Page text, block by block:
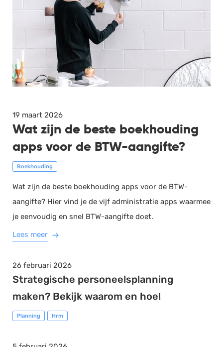
19 maart 2026
Wat zijn de beste boekhouding
apps voor de BTW-aangifte?
Boekhouding
Wat zijn de beste boekhouding apps voor de BTW-
aangifte? Hier vind je de vijf administratie apps waarmee
je eenvoudig en snel BTW-aangifte doet.
Lees meer
26 februari 2026
Strategische personeelsplanning
maken? Bekijk waarom en hoe!
Planning Hrm